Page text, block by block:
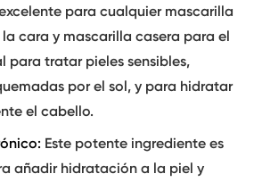
para cualquier mascarilla
cara y mascarilla casera para el
para tratar pieles sensibles,
por el sol, y para hidratar
el cabello.
: Este potente ingrediente es
añadir hidratación a la piel y